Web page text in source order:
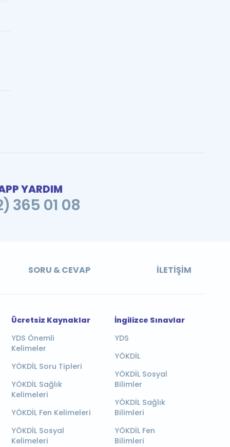
YARDIM
365 01 08
SORU & CEVAP İLETIŞIM
Ücretsiz Kaynaklar
YDS Önemli
Kelimeler
YÖKDİL Soru Tipleri
YÖKDİL Sağlık
Kelimeleri
YÖKDİL Fen Kelimeleri
YÖKDİL Sosyal
Kelimeleri
İngilizce Sınavlar
YDS
YÖKDİL
YÖKDİL Sosyal
Bilimler
YÖKDİL Sağlık
Bilimleri
YÖKDİL Fen
Bilimleri